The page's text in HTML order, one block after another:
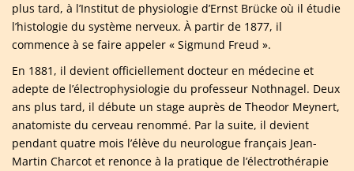
plus tard, à l’Institut de physiologie d’Ernst Brücke où il étudie
l’histologie du système nerveux. À partir de 1877, il
commence à se faire appeler « Sigmund Freud ».
En 1881, il devient officiellement docteur en médecine et
adepte de l’électrophysiologie du professeur Nothnagel. Deux
ans plus tard, il débute un stage auprès de Theodor Meynert,
anatomiste du cerveau renommé. Par la suite, il devient
pendant quatre mois l’élève du neurologue français Jean-
Martin Charcot et renonce à la pratique de l’électrothérapie